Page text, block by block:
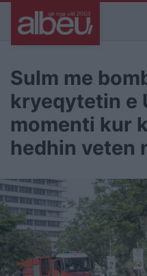
Sulm me
kryeqytetin e
momenti kur
hedhin veten